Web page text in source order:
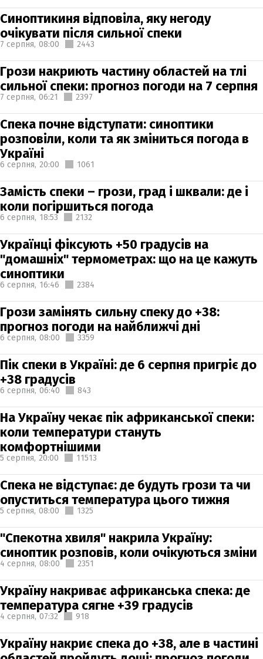
Синоптикиня відповіла, яку негоду
очікувати після сильної спеки
7 серпня, 08:00 2443
Грози накриють частину областей на тлі
сильної спеки: прогноз погоди на 7 серпня
7 серпня, 06:21 2397
Спека почне відступати: синоптики
розповіли, коли та як зміниться погода в
Україні
6 серпня, 20:00 1061
Замість спеки – грози, град і шквали: де і
коли погіршиться погода
6 серпня, 18:53 2132
Українці фіксують +50 градусів на
"домашніх" термометрах: що на це кажуть
синоптики
6 серпня, 16:46 2384
Грози замінять сильну спеку до +38:
прогноз погоди на найближчі дні
6 серпня, 08:00 3359
Пік спеки в Україні: де 6 серпня пригріє до
+38 градусів
6 серпня, 06:40 843
На Україну чекає пік африканської спеки:
коли температури стануть
комфортнішими
5 серпня, 20:00 11513
Спека не відступає: де будуть грози та чи
опуститься температура цього тижня
5 серпня, 08:00 1325
"Спекотна хвиля" накрила Україну:
синоптик розповів, коли очікуються зміни
4 серпня, 08:00 2351
Україну накриває африканська спека: де
температура сягне +39 градусів
4 серпня, 07:32 918
Україну накриє спека до +38, але в частині